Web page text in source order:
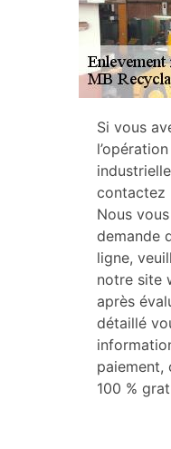
Si vous
contactez
Nous
demande
ligne,
notre site
après
détaillé
paiement,
100 %